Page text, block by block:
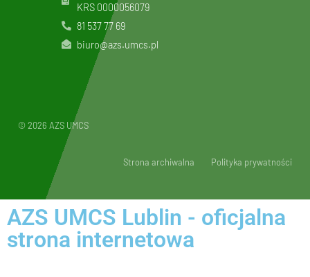
KRS 0000056079
81 537 77 69
biuro@azs.umcs.pl
© 2026 AZS UMCS
Strona archiwalna Polityka prywatności
AZS UMCS Lublin - oficjalna
strona internetowa